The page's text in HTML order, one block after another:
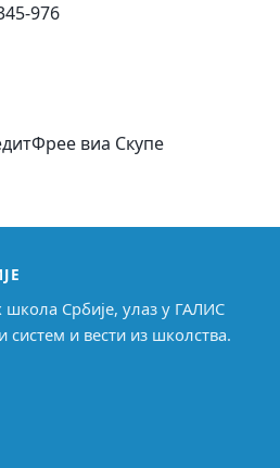
976
Фрее виа Скyпе
школа Србије, улаз у ГАЛИС
и вести из школства.